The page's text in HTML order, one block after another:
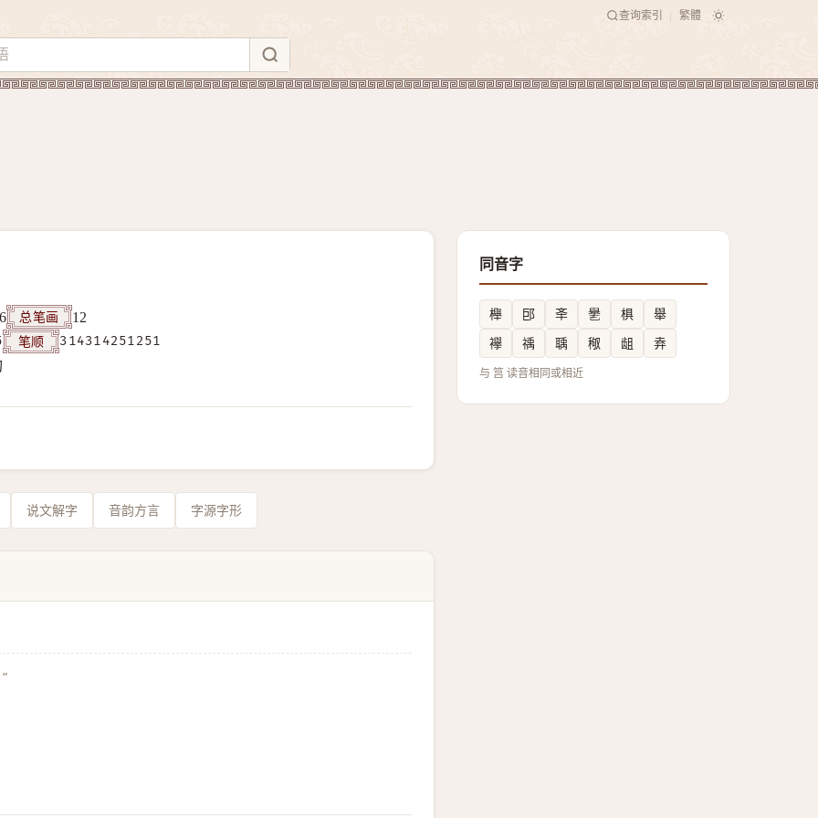
查询索引 繁體
6 总笔画
12
笔顺
314314251251
说文解字 音韵方言 字源字形
同音字
櫸 䢹 㪯 㐦 椇
舉
襷
䄔 聥 䅓 龃 弆
与 筥 读音相同或相近